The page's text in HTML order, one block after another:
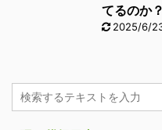
てるのか？
2025/6/